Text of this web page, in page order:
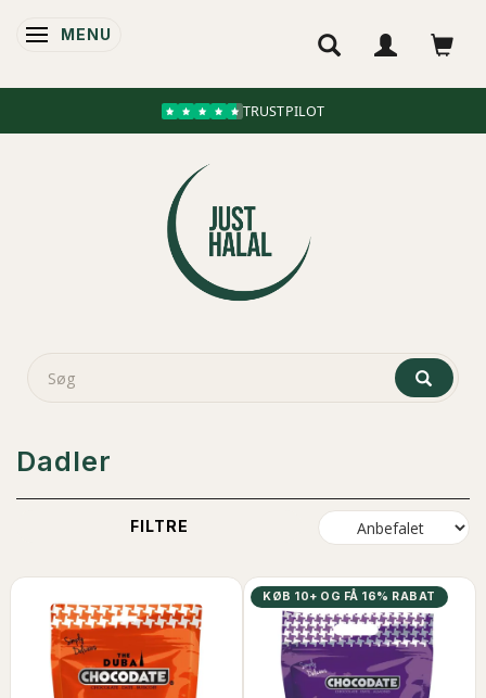
SKIFTE NAVIGATION
MENU
Dadler
FILTRE
KØB 10+ OG FÅ 16% RABAT